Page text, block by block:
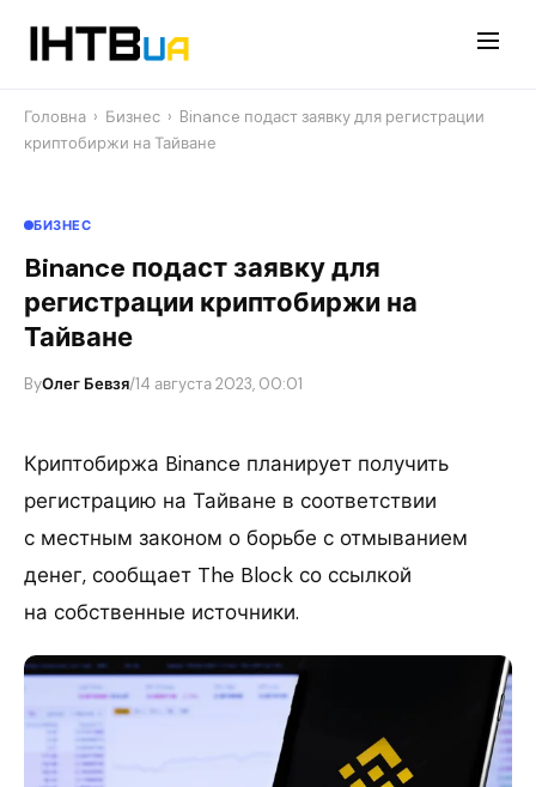
Головна › Бизнес › Binance подаст заявку для регистрации
криптобиржи на Тайване
БИЗНЕС
Binance подаст заявку для
регистрации криптобиржи на
Тайване
ByОлег Бевзя/14 августа 2023, 00:01
Криптобиржа Binance планирует получить
регистрацию на Тайване в соответствии
с местным законом о борьбе с отмыванием
денег, сообщает The Block со ссылкой
на собственные источники.